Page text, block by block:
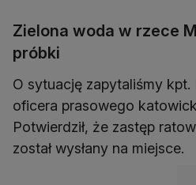
Zielona woda w rzece
próbki
O sytuację zapytaliśmy kpt.
oficera prasowego
Potwierdził, że zastęp
został wysłany na miejsce.